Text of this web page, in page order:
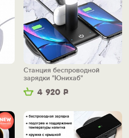
4 920 Р
Станция беспроводной
зарядки "Юнихаб"